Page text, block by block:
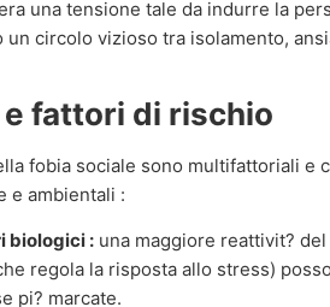
una tensione tale da indurre la
un circolo vizioso tra isolamento,
e fattori di rischio
fobia sociale sono multifattoriali e
e ambientali :
biologici : una maggiore reattivit?
regola la risposta allo stress)
pi? marcate.